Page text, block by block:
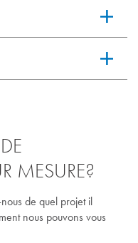
Polyvalent et résistant
MESURE?
de quel projet il
nous pouvons vous